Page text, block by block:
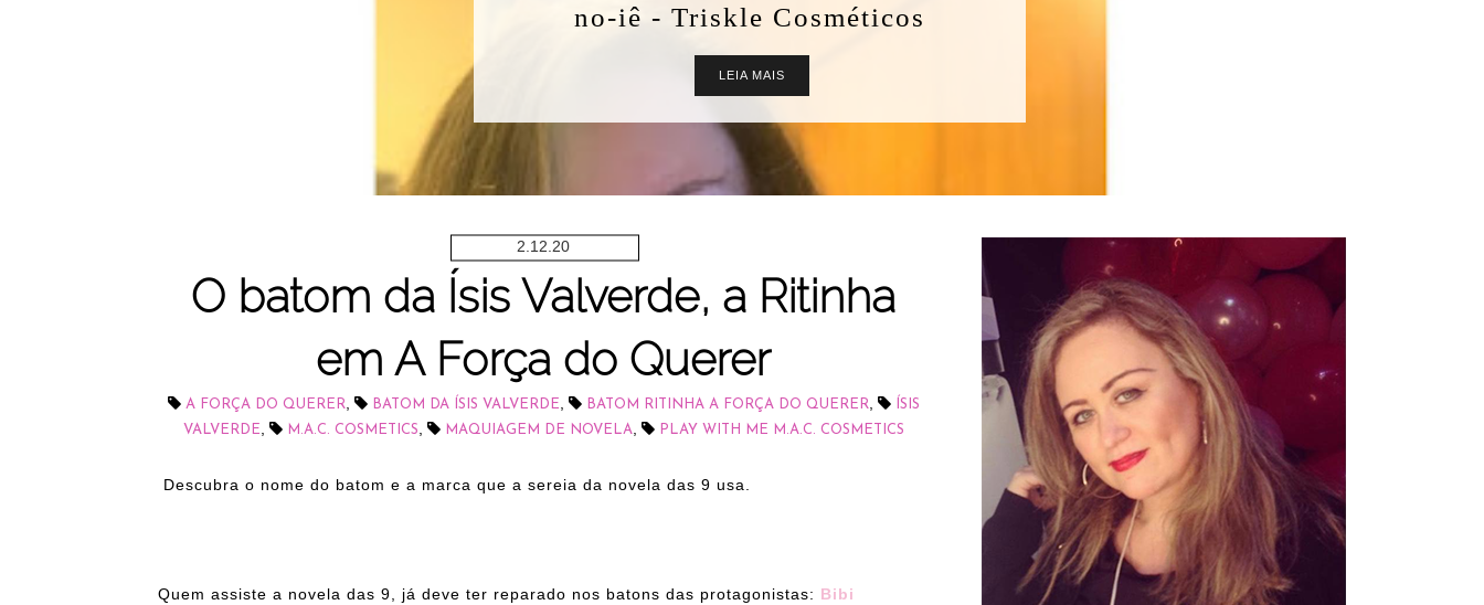
no-iê - Triskle Cosméticos
LEIA MAIS
2.12.20
O batom da Ísis Valverde, a Ritinha
em A Força do Querer
A FORÇA DO QUERER BATOM DA ÍSIS VALVERDE BATOM RITINHA A FORÇA DO QUERER
ÍSIS
VALVERDE
M.A.C. COSMETICS MAQUIAGEM DE NOVELA PLAY WITH ME M.A.C. COSMETICS
Descubra o nome do batom e a marca que a sereia da novela das 9 usa.
Quem assiste a novela das 9, já deve ter reparado nos batons das protagonistas: Bibi